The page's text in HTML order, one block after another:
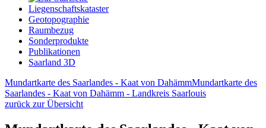
Liegenschaftskataster
Geotopographie
Raumbezug
Sonderprodukte
Publikationen
Saarland 3D
Mundartkarte des Saarlandes - Kaat von DahämmMundartkarte des
Saarlandes - Kaat von Dahämm - Landkreis Saarlouis
zurück zur Übersicht